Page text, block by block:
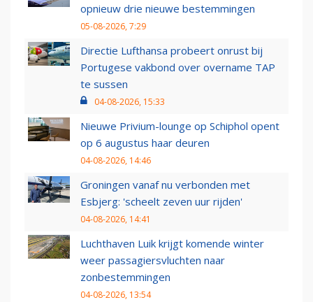
opnieuw drie nieuwe bestemmingen
05-08-2026, 7:29
Directie Lufthansa probeert onrust bij
Portugese vakbond over overname TAP
te sussen
04-08-2026, 15:33
Nieuwe Privium-lounge op Schiphol opent
op 6 augustus haar deuren
04-08-2026, 14:46
Groningen vanaf nu verbonden met
Esbjerg: 'scheelt zeven uur rijden'
04-08-2026, 14:41
Luchthaven Luik krijgt komende winter
weer passagiersvluchten naar
zonbestemmingen
04-08-2026, 13:54